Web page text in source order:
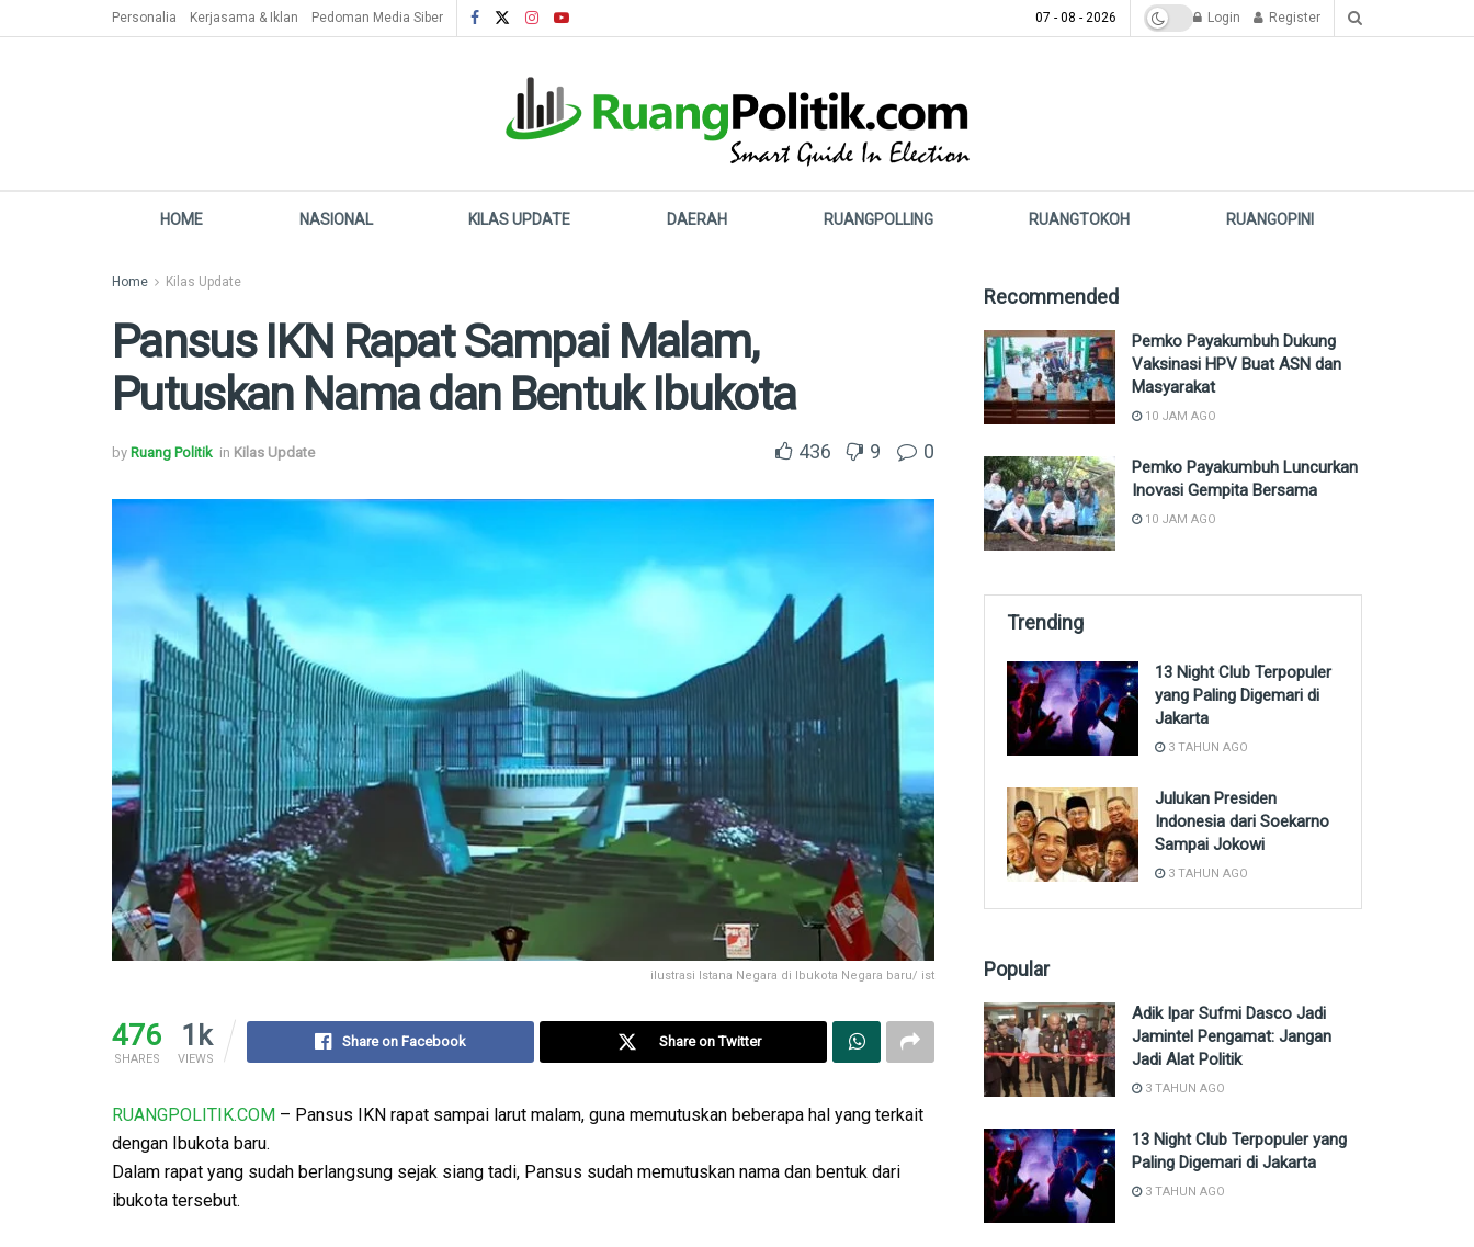
Personalia Kerjasama & Iklan Pedoman Media Siber 07 - 08 - 2026 Login Register
HOME NASIONAL KILAS UPDATE DAERAH RUANGPOLLING RUANGTOKOH RUANGOPINI
Home Kilas Update
Pansus IKN Rapat Sampai Malam,
Putuskan Nama dan Bentuk Ibukota
by Ruang Politik in Kilas Update 436 9 0
ilustrasi Istana Negara di Ibukota Negara baru/ ist
476
SHARES
1k
VIEWS
Share on Facebook Share on Twitter
RUANGPOLITIK.COM – Pansus IKN rapat sampai larut malam, guna memutuskan beberapa hal yang terkait
dengan Ibukota baru.
Dalam rapat yang sudah berlangsung sejak siang tadi, Pansus sudah memutuskan nama dan bentuk dari
ibukota tersebut.
Recommended
Pemko Payakumbuh Dukung
Vaksinasi HPV Buat ASN dan
Masyarakat
10 JAM AGO
Pemko Payakumbuh Luncurkan
Inovasi Gempita Bersama
10 JAM AGO
Trending
13 Night Club Terpopuler
yang Paling Digemari di
Jakarta
3 TAHUN AGO
Julukan Presiden
Indonesia dari Soekarno
Sampai Jokowi
3 TAHUN AGO
Popular
Adik Ipar Sufmi Dasco Jadi
Jamintel Pengamat: Jangan
Jadi Alat Politik
3 TAHUN AGO
13 Night Club Terpopuler yang
Paling Digemari di Jakarta
3 TAHUN AGO